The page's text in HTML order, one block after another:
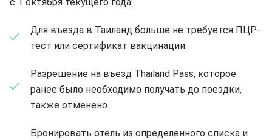
Для въезда в Таиланд больше не требуется ПЦР-
тест или сертификат вакцинации.
Разрешение на въезд Thailand Pass, которое
ранее было необходимо получать до поездки,
также отменено.
Бронировать отель из определенного списка и